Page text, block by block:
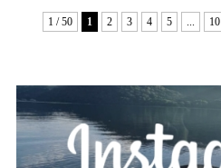
1 / 50 1 2 3 4 5 ... 10